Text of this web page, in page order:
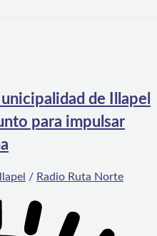
de Illapel
para impulsar
Illapel / Radio Ruta Norte